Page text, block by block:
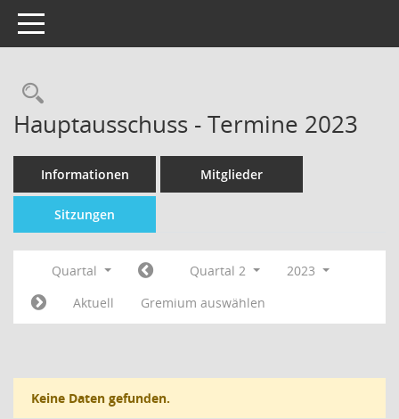
Toggle navigation
Hauptausschuss - Termine 2023
Informationen Mitglieder
Sitzungen
Quartal Quartal 2
2023
Aktuell
Gremium auswählen
Keine Daten gefunden.